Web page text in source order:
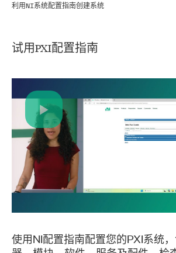
利用NI系统配置指南创建系统
试用PXI配置指南
Play
Video
使用NI配置指南配置您的PXI系统